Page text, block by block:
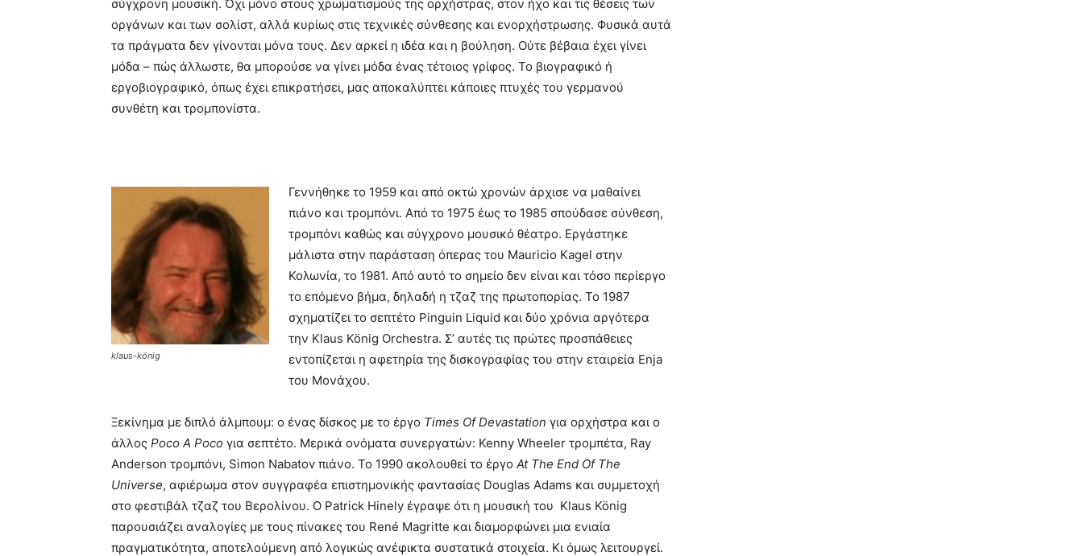
ΤΕΧΝΕΣ
σύγχρονη μουσική. Όχι μόνο στους χρωματισμούς της ορχήστρας, στον ήχο και τις θέσεις των
οργάνων και των σολίστ, αλλά κυρίως στις τεχνικές σύνθεσης και ενορχήστρωσης. Φυσικά αυτά
τα πράγματα δεν γίνονται μόνα τους. Δεν αρκεί η ιδέα και η βούληση. Ούτε βέβαια έχει γίνει
μόδα – πώς άλλωστε, θα μπορούσε να γίνει μόδα ένας τέτοιος γρίφος. Το βιογραφικό ή
εργοβιογραφικό, όπως έχει επικρατήσει, μας αποκαλύπτει κάποιες πτυχές του γερμανού
συνθέτη και τρομπονίστα.
klaus-könig
Γεννήθηκε το 1959 και από οκτώ χρονών άρχισε να μαθαίνει
πιάνο και τρομπόνι. Από το 1975 έως το 1985 σπούδασε σύνθεση,
τρομπόνι καθώς και σύγχρονο μουσικό θέατρο. Εργάστηκε
μάλιστα στην παράσταση όπερας του Mauricio Kagel στην
Κολωνία, το 1981. Από αυτό το σημείο δεν είναι και τόσο περίεργο
το επόμενο βήμα, δηλαδή η τζαζ της πρωτοπορίας. Το 1987
σχηματίζει το σεπτέτο Pinguin Liquid και δύο χρόνια αργότερα
την Klaus König Orchestra. Σ’ αυτές τις πρώτες προσπάθειες
εντοπίζεται η αφετηρία της δισκογραφίας του στην εταιρεία Enja
του Μονάχου.
Ξεκίνημα με διπλό άλμπουμ: ο ένας δίσκος με το έργο Times Of Devastation για ορχήστρα και ο
άλλος Poco A Poco για σεπτέτο. Μερικά ονόματα συνεργατών: Kenny Wheeler τρομπέτα, Ray
Anderson τρομπόνι, Simon Nabatov πιάνο. Το 1990 ακολουθεί το έργο At The End Of The
Universe, αφιέρωμα στον συγγραφέα επιστημονικής φαντασίας Douglas Adams και συμμετοχή
στο φεστιβάλ τζαζ του Βερολίνου. Ο Patrick Hinely έγραψε ότι η μουσική του Klaus König
παρουσιάζει αναλογίες με τους πίνακες του René Magritte και διαμορφώνει μια ενιαία
πραγματικότητα, αποτελούμενη από λογικώς ανέφικτα συστατικά στοιχεία. Κι όμως λειτουργεί.